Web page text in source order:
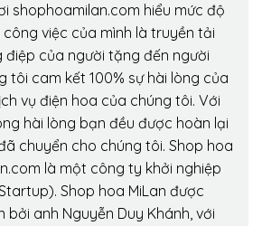
shophoamilan.com hiểu mức độ
việc của mình là truyền tải
của người tặng đến người
tôi cam kết 100% sự hài lòng của
vụ điện hoa của chúng tôi. Với
hài lòng bạn đều được hoàn lại
chuyển cho chúng tôi. Shop hoa
là một công ty khởi nghiệp
Shop hoa MiLan được
bởi anh Nguyễn Duy Khánh, với